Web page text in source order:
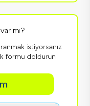
mı?
istiyorsanız
formu doldurun